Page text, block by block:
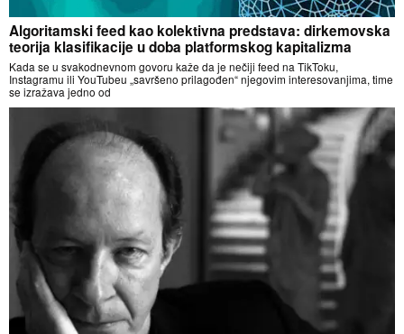
Algoritamski feed kao kolektivna predstava: dirkemovska
teorija klasifikacije u doba platformskog kapitalizma
Kada se u svakodnevnom govoru kaže da je nečiji feed na TikToku,
Instagramu ili YouTubeu „savršeno prilagođen“ njegovim interesovanjima, time
se izražava jedno od